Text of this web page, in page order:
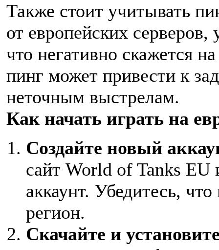
Также стоит учитывать
от европейских
что негативно скажется
пинг может привести к
неточным выстрелам.
Как начать играть на
Создайте новый
сайт World of Tanks EU
аккаунт. Убедитесь,
регион.
Скачайте и